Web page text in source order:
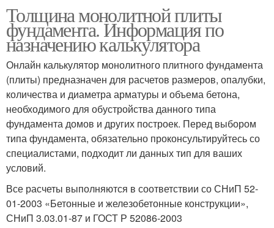
Толщина монолитной плиты
фундамента. Информация по
назначению калькулятора
Онлайн калькулятор монолитного плитного фундамента
(плиты) предназначен для расчетов размеров, опалубки,
количества и диаметра арматуры и объема бетона,
необходимого для обустройства данного типа
фундамента домов и других построек. Перед выбором
типа фундамента, обязательно проконсультируйтесь со
специалистами, подходит ли данных тип для ваших
условий.
Все расчеты выполняются в соответствии со СНиП 52-
01-2003 «Бетонные и железобетонные конструкции»,
СНиП 3.03.01-87 и ГОСТ Р 52086-2003